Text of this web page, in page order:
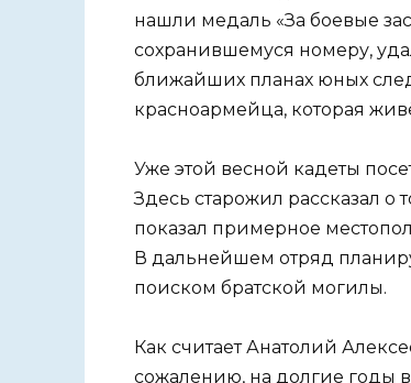
нашли медаль «За боевые
сохранившемуся номеру,
ближайших планах юных
красноармейца, которая
Уже этой весной кадеты
Здесь старожил рассказал
показал примерное
В дальнейшем отряд
поиском братской могилы.
Как считает Анатолий
сожалению, на долгие годы